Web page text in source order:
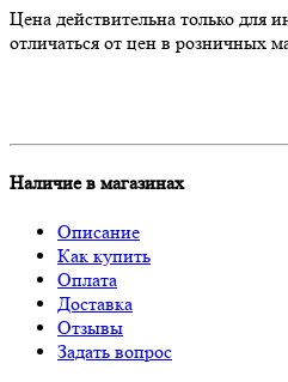
Цена действительна только для
отличаться от цен в розничных
Наличие в магазинах
Описание
Как купить
Оплата
Доставка
Отзывы
Задать вопрос